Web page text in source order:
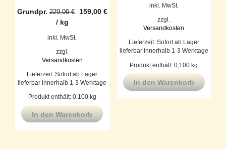
22,90 €
ist:
Grundpr.229,00€ 159,00 €
/ kg
inkl. MwSt.
zzgl.
Versandkosten
Lieferzeit:Sofort ab Lager
lieferbar innerhalb 1-3 Werktage
Produkt enthält: 0,100 kg
In den Warenkorb
inkl. MwSt.
zzgl.
Versandkosten
Lieferzeit: Sofort ab Lager
lieferbar innerhalb 1-3 Werktage
Produkt enthält: 0,100kg
In den Warenkorb